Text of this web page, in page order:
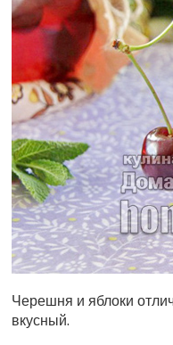
Черешня и яблоки
вкусный.